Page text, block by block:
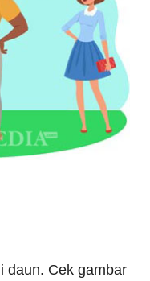
daun. Cek gambar